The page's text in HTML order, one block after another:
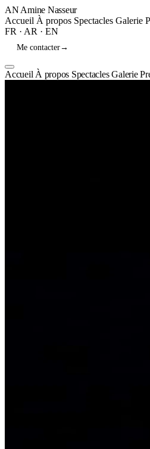
AN Amine Nasseur
Accueil À propos Spectacles Galerie
FR · AR · EN
Me contacter→
Accueil À propos SpectaclesGalerie